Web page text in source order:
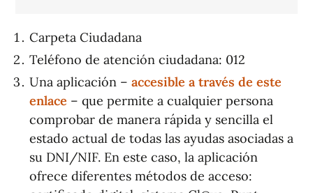
Carpeta Ciudadana
Teléfono de atención ciudadana: 012
Una aplicación – accesible a través de este
enlace – que permite a cualquier persona
comprobar de manera rápida y sencilla el
estado actual de todas las ayudas asociadas a
su DNI/NIF. En este caso, la aplicación
ofrece diferentes métodos de acceso: